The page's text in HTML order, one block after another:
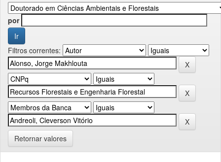
por
Filtros correntes:
Retornar valores